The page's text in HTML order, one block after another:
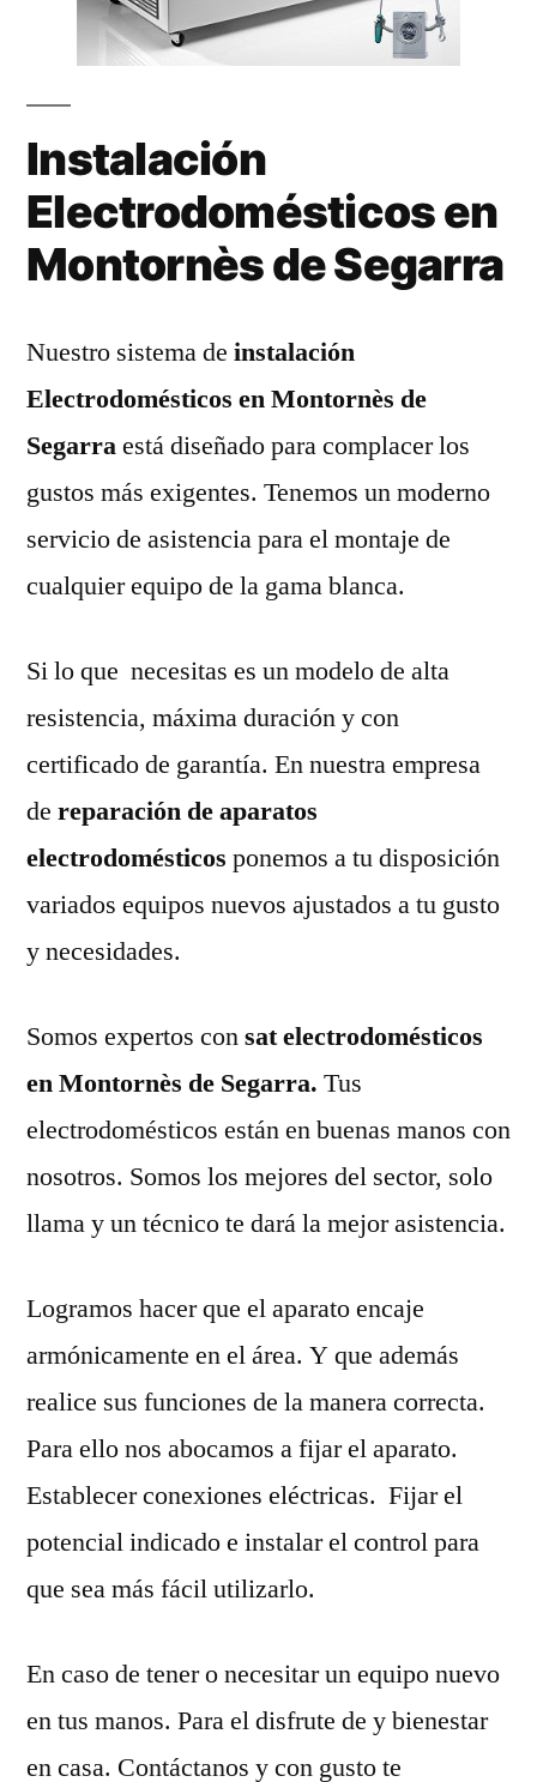
Instalación
Electrodomésticos en
Montornès de Segarra
Nuestro sistema de instalación
Electrodomésticos en Montornès de
Segarraestá diseñado para complacer los
gustos más exigentes. Tenemos un moderno
servicio de asistencia para el montaje de
cualquier equipo de la gama blanca.
Si lo que necesitas es un modelo de alta
resistencia, máxima duración y con
certificado de garantía. En nuestra empresa
de reparación de aparatos
electrodomésticos ponemos a tu disposición
variados equipos nuevos ajustados a tu gusto
y necesidades.
Somos expertos consat electrodomésticos
en Montornès de Segarra. Tus
electrodomésticos están en buenas manos con
nosotros. Somos los mejores del sector, solo
llama y un técnico te dará la mejor asistencia.
Logramos hacer que el aparato encaje
armónicamente en el área. Y que además
realice sus funciones de la manera correcta.
Para ello nos abocamos a fijar el aparato.
Establecer conexiones eléctricas. Fijar el
potencial indicado e instalar el control para
que sea más fácil utilizarlo.
En caso de tener o necesitar un equipo nuevo
en tus manos. Para el disfrute de y bienestar
en casa. Contáctanos y con gusto te